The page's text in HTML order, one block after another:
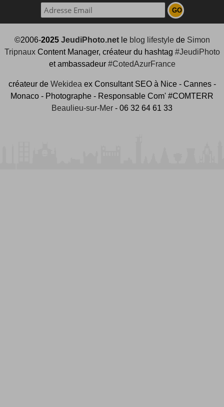
©2006-2025 JeudiPhoto.netle blog lifestylede Simon
TripnauxContent Manager, créateur du hashtag #JeudiPhoto
et ambassadeur #CotedAzurFrance
créateur de Wekidea ex Consultant SEO à Nice - Cannes -
Monaco - Photographe - Responsable Com' #COMTERR
Beaulieu-sur-Mer - 06 32 64 61 33